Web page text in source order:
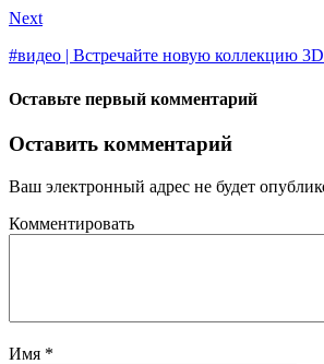
Next
#видео | Встречайте новую коллекцию
Оставьте первый комментарий
Оставить комментарий
Ваш электронный адрес не будет
Комментировать
Имя *